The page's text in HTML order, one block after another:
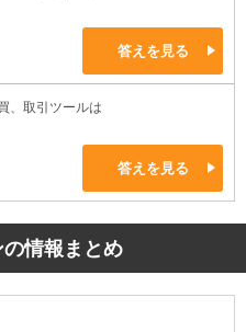
答えを見る
、取引ツールは
答えを見る
情報まとめ